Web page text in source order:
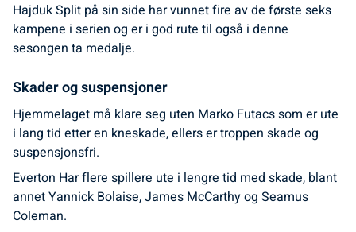
Hajduk Split på sin side har vunnet fire av de første seks
kampene i serien og er i god rute til også i denne
sesongen ta medalje.
Skader og suspensjoner
Hjemmelaget må klare seg uten Marko Futacs som er ute
i lang tid etter en kneskade, ellers er troppen skade og
suspensjonsfri.
Everton Har flere spillere ute i lengre tid med skade, blant
annet Yannick Bolaise, James McCarthy og Seamus
Coleman.